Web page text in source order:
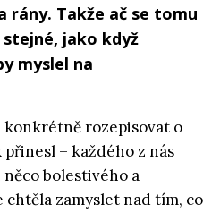
rány. Takže ač se tomu
jako když
myslel na
rozepisovat o
– každého z nás
bolestivého a
chtěla zamyslet nad tím, co